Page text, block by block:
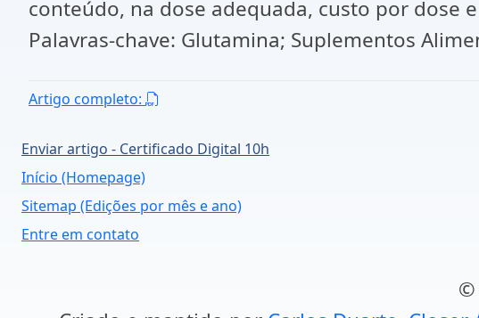
conteúdo, na dose adequada, custo por dose
Palavras-chave: Glutamina; Suplementos
Artigo completo:
Enviar artigo - Certificado Digital 10h
Início (Homepage)
Sitemap (Edições por mês e ano)
Entre em contato
©